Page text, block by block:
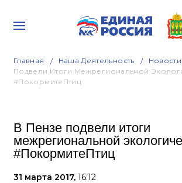
Главная Наша Деятельность Новости
Подвели Итоги Межрегиональной
#ПокормитеПтиц
В Пензе подвели итоги
межрегиональной
#ПокормитеПтиц
31 марта 2017, 16:12